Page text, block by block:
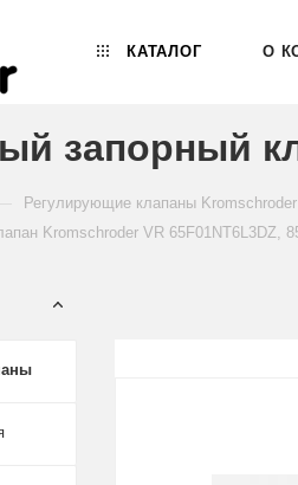
КАТАЛОГ О
запорный
Регулирующие клапаны Kromschroder
Kromschroder VR 65F01NT6L3DZ,